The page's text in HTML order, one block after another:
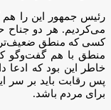
رئیس جمهور این را هم
می‌کردیم. هر دو جناح
کسی که منطق ضعیف‌تر
منطق با هم گفت‌وگو
خاطر این بود که ادعا
پس رقابت باید بر سر
برای مردم باشد.